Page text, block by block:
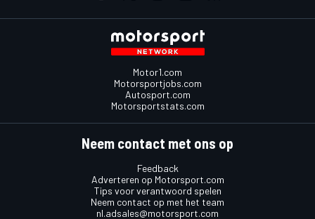
Motor1.com
Motorsportjobs.com
Autosport.com
Motorsportstats.com
Neem contact met ons op
Feedback
Adverteren op Motorsport.com
Tips voor verantwoord spelen
Neem contact op met het team
nl.adsales@motorsport.com